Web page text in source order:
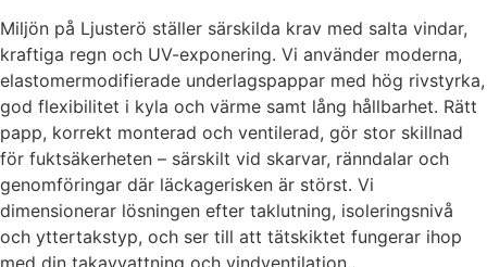
Miljön på Ljusterö ställer särskilda krav med salta vindar,
kraftiga regn och UV-exponering. Vi använder moderna,
elastomermodifierade underlagspappar med hög rivstyrka,
god flexibilitet i kyla och värme samt lång hållbarhet. Rätt
papp, korrekt monterad och ventilerad, gör stor skillnad
för fuktsäkerheten – särskilt vid skarvar, ränndalar och
genomföringar där läckagerisken är störst. Vi
dimensionerar lösningen efter taklutning, isoleringsnivå
och yttertakstyp, och ser till att tätskiktet fungerar ihop